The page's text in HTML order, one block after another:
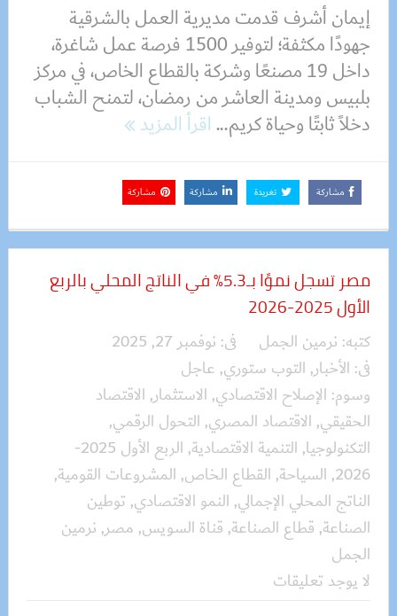
إيمان أشرف قدمت مديرية العمل بالشرقية
جهودًا مكثفة؛ لتوفير 1500 فرصة عمل شاغرة،
داخل 19 مصنعًا وشركة بالقطاع الخاص، في مركز
بلبيس ومدينة العاشر من رمضان، لتمنح الشباب
دخلاً ثابتًا وحياة كريم...اقرأ المزيد
مشاركة تغريدة مشاركة مشاركة
مصر تسجل نموًا بـ5.3% في الناتج المحلي بالربع
الأول 2025-2026
كتبه: نرمين الجمل فى: نوفمبر 27, 2025
فى: الأخبار, التوب ستوري, عاجل
وسوم: الإصلاح الاقتصادي, الاستثمار, الاقتصاد
الحقيقي, الاقتصاد المصري, التحول الرقمي,
التكنولوجيا, التنمية الاقتصادية,
الربع الأول 2025-
2026
, السياحة, القطاع الخاص, المشروعات القومية,
الناتج المحلي الإجمالي, النمو الاقتصادي, توطين
الصناعة, قطاع الصناعة, قناة السويس, مصر, نرمين
الجمل
لا يوجد تعليقات